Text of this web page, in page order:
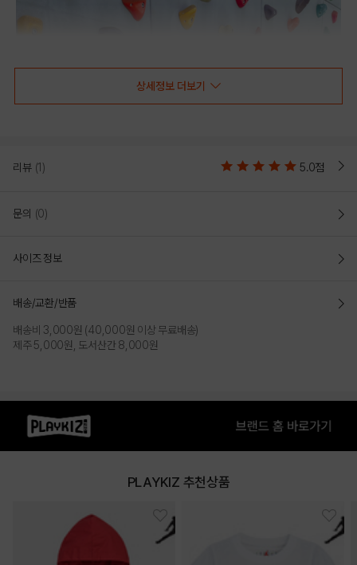
• 저지 소재의 반팔 티셔츠
• 점프맨 로고로 디자인 포인트를 준 제품
상세정보 더보기
리뷰 (1) 5.0점
문의 (0)
사이즈 정보
배송/교환/반품
배송비 3,000원 (40,000원 이상 무료배송)
제주 5,000원, 도서산간 8,000원
PLAYKIZ 추천상품